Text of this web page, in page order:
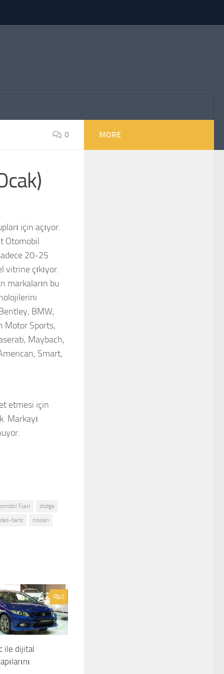
0
için açıyor.
Otomobil
20-25
vitrine çıkıyor.
markaların bu
BMW,
Motor Sports,
Maybach,
Smart,
etmesi için
Markayı
fuarı
dodge
benz
nissan
0
ile dijital
MORE